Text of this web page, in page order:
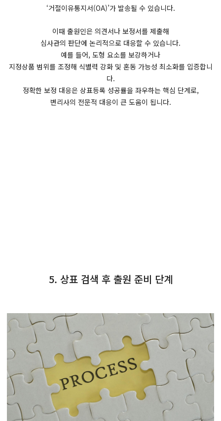
‘거절이유통지서(OA)’가 발송될 수 있습니다.
이때 출원인은 의견서나 보정서를 제출해
심사관의 판단에 논리적으로 대응할 수 있습니다.
예를 들어, 도형 요소를 보강하거나
지정상품 범위를 조정해 식별력 강화 및 혼동 가능성 최소화를 입증합니
다.
정확한 보정 대응은 상표등록 성공률을 좌우하는 핵심 단계로,
변리사의 전문적 대응이 큰 도움이 됩니다.
5. 상표 검색 후 출원 준비 단계